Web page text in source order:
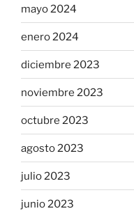
mayo 2024
enero 2024
diciembre 2023
noviembre 2023
octubre 2023
agosto 2023
julio 2023
junio 2023